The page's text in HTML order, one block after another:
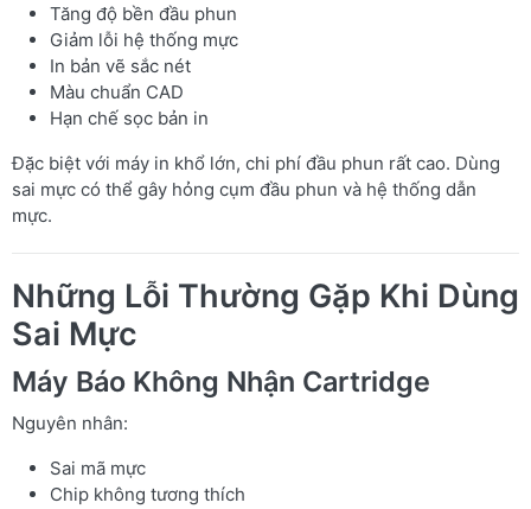
Tăng độ bền đầu phun
Giảm lỗi hệ thống mực
In bản vẽ sắc nét
Màu chuẩn CAD
Hạn chế sọc bản in
Đặc biệt với máy in khổ lớn, chi phí đầu phun rất cao. Dùng
sai mực có thể gây hỏng cụm đầu phun và hệ thống dẫn
mực.
Những Lỗi Thường Gặp Khi Dùng
Sai Mực
Máy Báo Không Nhận Cartridge
Nguyên nhân:
Sai mã mực
Chip không tương thích